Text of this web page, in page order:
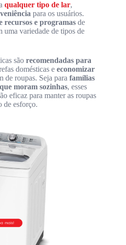
qualquer tipo de lar,
para os usuários.
recursos e programas de
uma variedade de tipos de
são recomendadas para
domésticas e economizar
de roupas. Seja para famílias
moram sozinhas, esses
eficaz para manter as roupas
de esforço.